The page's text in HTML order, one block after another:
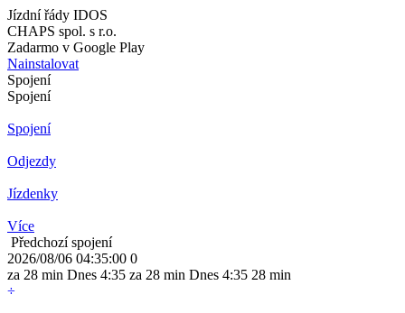
Jízdní řády IDOS
CHAPS spol. s r.o.
Zadarmo v Google Play
Nainstalovat
Spojení
Spojení
Spojení
Odjezdy
Jízdenky
Více
Předchozí spojení
2026/08/06 04:35:00 0
za 28 min Dnes 4:35 za 28 min Dnes 4:35 28 min
÷